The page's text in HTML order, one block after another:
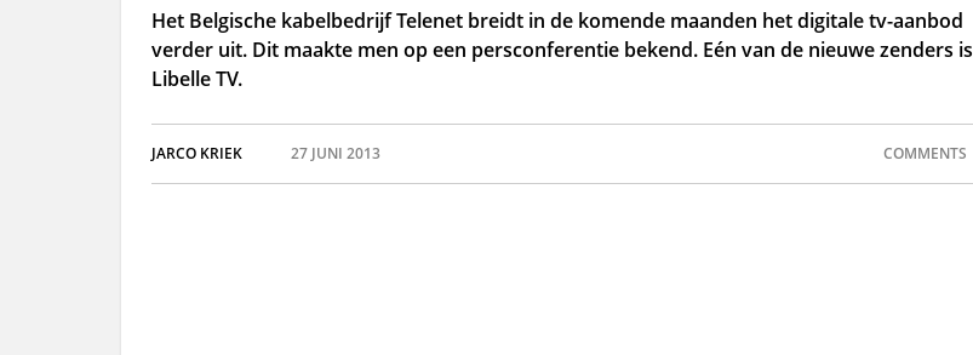
Het Belgische kabelbedrijf Telenet breidt in de komende maanden het digitale tv-aanbod
verder uit. Dit maakte men op een persconferentie bekend. Eén van de nieuwe zenders is
Libelle TV.
JARCO KRIEK 27 JUNI 2013 COMMENTS